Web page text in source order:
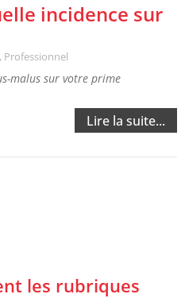
incidence sur
, Professionnel
malus sur votre prime
Lire la suite...
les rubriques